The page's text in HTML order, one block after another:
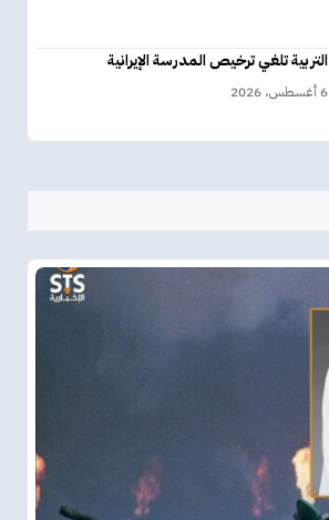
التربية تلغي ترخيص المدرسة الإيرانية
6 أغسطس، 2026